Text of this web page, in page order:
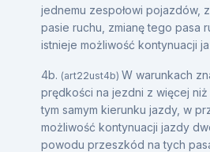
jednemu zespołowi pojazdów,
pasie ruchu, zmianę tego pasa
istnieje możliwość kontynuacji
4b. (art22ust4b) W warunkach
prędkości na jezdni z więcej
tym samym kierunku jazdy, w
możliwość kontynuacji jazdy
powodu przeszkód na tych